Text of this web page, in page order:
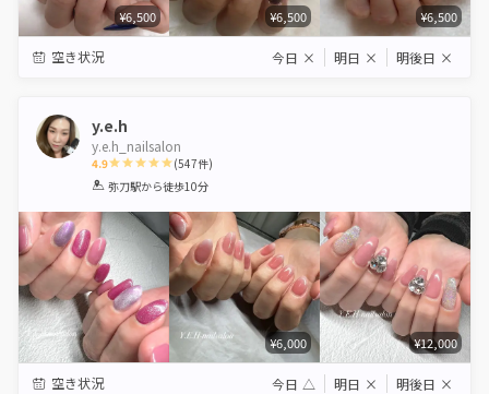
¥6,500 ¥6,500 ¥6,500
空き状況 今日 × 明日 × 明後日 ×
y.e.h
y.e.h_nailsalon
4.9
1 2 3 4 5
(547件)
弥刀駅から徒歩10分
¥6,000 ¥12,000
空き状況 今日 △ 明日 × 明後日 ×